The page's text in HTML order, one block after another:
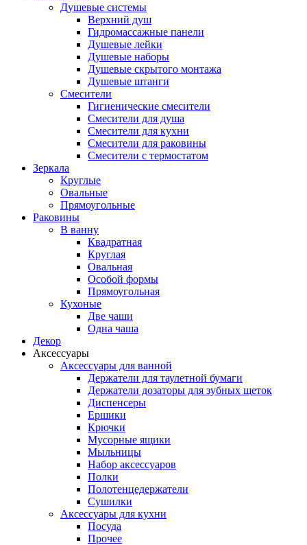
Душевые системы
Верхний душ
Гидромассажные панели
Душевые лейки
Душевые наборы
Душевые скрытого монтажа
Душевые штанги
Смесители
Гигиенические смесители
Смесители для душа
Смесители для кухни
Смесители для раковины
Смесители с термостатом
Зеркала
Круглые
Овальные
Прямоугольные
Раковины
В ванну
Квадратная
Круглая
Овальная
Особой формы
Прямоугольная
Кухоные
Две чаши
Одна чаша
Декор
Аксессуары
Аксессуары для ванной
Держатели для таулетной бумаги
Держатели дозаторы для зубных щеток
Диспенсеры
Ершики
Крючки
Мусорные ящики
Мыльницы
Набор аксессуаров
Полки
Полотенцедержатели
Сушилки
Аксессуары для кухни
Посуда
Прочее